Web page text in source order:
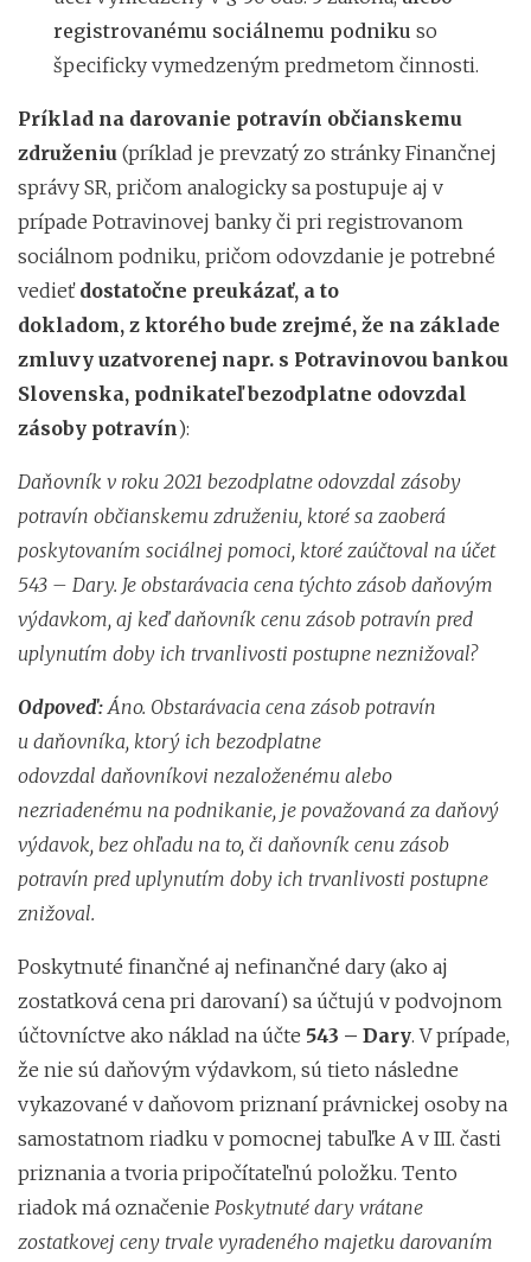
registrovanému sociálnemu podniku so
špecificky vymedzeným predmetom činnosti.
Príklad na darovanie potravín občianskemu
združeniu (príklad je prevzatý zo stránky Finančnej
správy SR, pričom analogicky sa postupuje aj v
prípade Potravinovej banky či pri registrovanom
sociálnom podniku, pričom odovzdanie je potrebné
vedieť dostatočne preukázať, a to
dokladom, z ktorého bude zrejmé, že na základe
zmluvy uzatvorenej napr. s Potravinovou bankou
Slovenska, podnikateľ bezodplatne odovzdal
zásoby potravín):
Daňovník v roku 2021 bezodplatne odovzdal zásoby
potravín občianskemu združeniu, ktoré sa zaoberá
poskytovaním sociálnej pomoci, ktoré zaúčtoval na účet
543 – Dary. Je obstarávacia cena týchto zásob daňovým
výdavkom, aj keď daňovník cenu zásob potravín pred
uplynutím doby ich trvanlivosti postupne neznižoval?
Odpoveď: Áno. Obstarávacia cena zásob potravín
u daňovníka, ktorý ich bezodplatne
odovzdal daňovníkovi nezaloženému alebo
nezriadenému na podnikanie, je považovaná za daňový
výdavok, bez ohľadu na to, či daňovník cenu zásob
potravín pred uplynutím doby ich trvanlivosti postupne
znižoval.
Poskytnuté finančné aj nefinančné dary (ako aj
zostatková cena pri darovaní) sa účtujú v podvojnom
účtovníctve ako náklad na účte 543 – Dary. V prípade,
že nie sú daňovým výdavkom, sú tieto následne
vykazované v daňovom priznaní právnickej osoby na
samostatnom riadku v pomocnej tabuľke A v III. časti
priznania a tvoria pripočítateľnú položku. Tento
riadok má označenie Poskytnuté dary vrátane
zostatkovej ceny trvale vyradeného majetku darovaním